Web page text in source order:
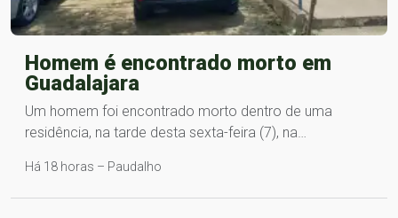
Homem é encontrado morto em
Guadalajara
Um homem foi encontrado morto dentro de uma
residência, na tarde desta sexta-feira (7), na…
Há 18 horas – Paudalho